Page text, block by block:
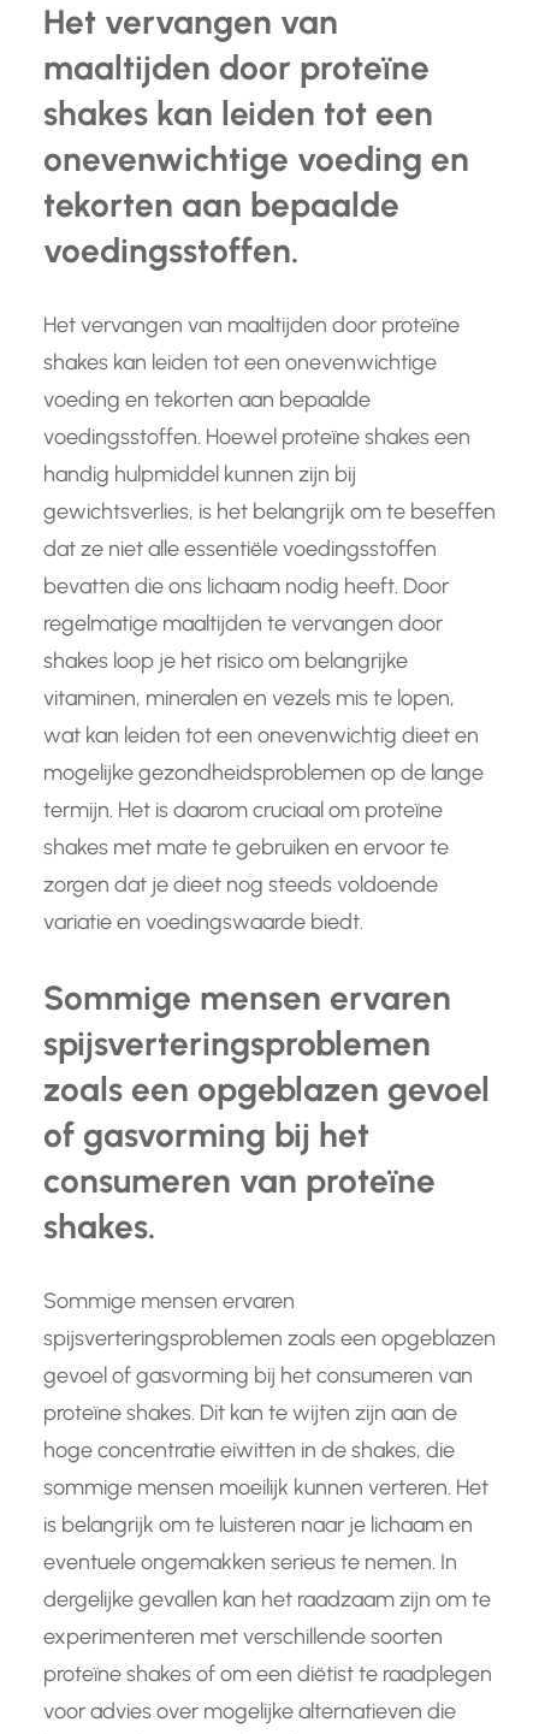
Het vervangen van
maaltijden door proteïne
shakes kan leiden tot een
onevenwichtige voeding en
tekorten aan bepaalde
voedingsstoffen.
Het vervangen van maaltijden door proteïne
shakes kan leiden tot een onevenwichtige
voeding en tekorten aan bepaalde
voedingsstoffen. Hoewel proteïne shakes een
handig hulpmiddel kunnen zijn bij
gewichtsverlies, is het belangrijk om te beseffen
dat ze niet alle essentiële voedingsstoffen
bevatten die ons lichaam nodig heeft. Door
regelmatige maaltijden te vervangen door
shakes loop je het risico om belangrijke
vitaminen, mineralen en vezels mis te lopen,
wat kan leiden tot een onevenwichtig dieet en
mogelijke gezondheidsproblemen op de lange
termijn. Het is daarom cruciaal om proteïne
shakes met mate te gebruiken en ervoor te
zorgen dat je dieet nog steeds voldoende
variatie en voedingswaarde biedt.
Sommige mensen ervaren
spijsverteringsproblemen
zoals een opgeblazen gevoel
of gasvorming bij het
consumeren van proteïne
shakes.
Sommige mensen ervaren
spijsverteringsproblemen zoals een opgeblazen
gevoel of gasvorming bij het consumeren van
proteïne shakes. Dit kan te wijten zijn aan de
hoge concentratie eiwitten in de shakes, die
sommige mensen moeilijk kunnen verteren. Het
is belangrijk om te luisteren naar je lichaam en
eventuele ongemakken serieus te nemen. In
dergelijke gevallen kan het raadzaam zijn om te
experimenteren met verschillende soorten
proteïne shakes of om een diëtist te raadplegen
voor advies over mogelijke alternatieven die